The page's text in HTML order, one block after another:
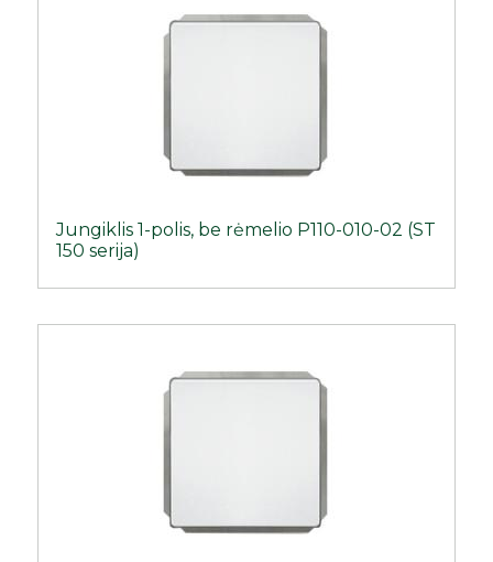
Jungiklis 1-polis, be rėmelio P110-010-02 (ST
150 serija)